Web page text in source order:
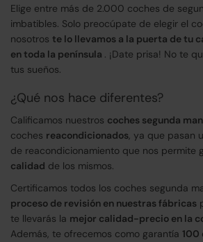
Elige entre más de 2.000 coches de
imbatibles. Solo preocúpate de elegir el
nosotros te lo llevamos a la puerta de tu
en toda la península . ¡Date prisa! No te
tus sueños.
¿Qué nos hace diferentes?
Calificamos nuestros coches segunda
coches reacondicionados, ya que pasan
de reacondicionamiento que nos permite
calidad de los mismos.
Certificamos todos los coches segunda
proceso de revisión en nuestras fábricas
te llevarás la mejor calidad-precio en la
Además, te ofrecemos como garantía 100